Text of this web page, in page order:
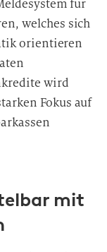
für
welches sich
orientieren
wird
Fokus auf
mit